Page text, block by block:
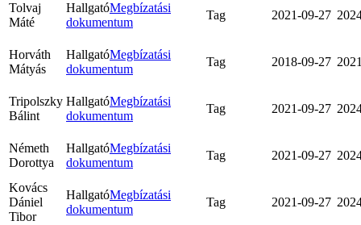
Tolvaj
Máté
HallgatóMegbízatási
dokumentum
Tag 2021-09-27
Horváth
Mátyás
HallgatóMegbízatási
dokumentum
Tag 2018-09-27
Tripolszky
Bálint
HallgatóMegbízatási
dokumentum
Tag 2021-09-27
Németh
Dorottya
HallgatóMegbízatási
dokumentum
Tag 2021-09-27
Kovács
Dániel
Tibor
HallgatóMegbízatási
dokumentum
Tag 2021-09-27